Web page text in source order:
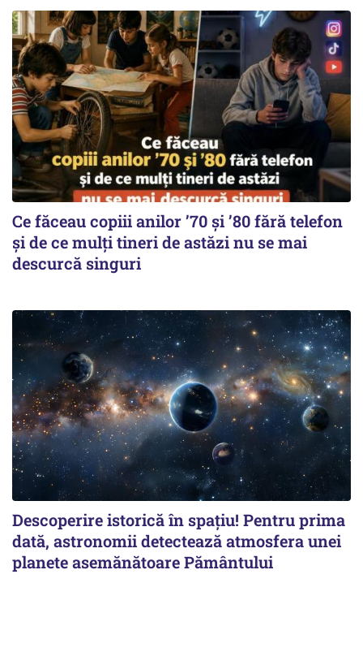
Ce făceau copiii anilor ’70 și ’80 fără telefon
și de ce mulți tineri de astăzi nu se mai
descurcă singuri
Descoperire istorică în spațiu! Pentru prima
dată, astronomii detectează atmosfera unei
planete asemănătoare Pământului